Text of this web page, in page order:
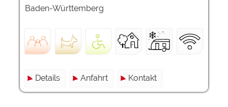
Baden-Württemberg
Details Anfahrt Kontakt